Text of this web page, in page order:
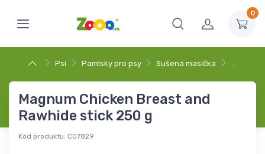
0
Psi Pamlsky pro psy Sušená masíčka …
Magnum Chicken Breast and
Rawhide stick 250 g
Kód produktu: C07829